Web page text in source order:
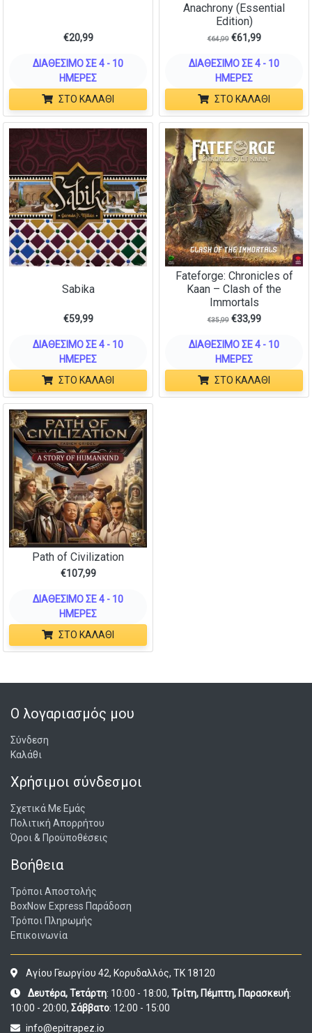
€20,99
ΔΙΑΘΈΣΙΜΟ ΣΕ 4 - 10
ΗΜΈΡΕΣ
ΣΤΟ ΚΑΛΆΘΙ
Anachrony (Essential
Edition)
€64,99 €61,99
ΔΙΑΘΈΣΙΜΟ ΣΕ 4 - 10
ΗΜΈΡΕΣ
ΣΤΟ ΚΑΛΆΘΙ
Sabika
€59,99
ΔΙΑΘΈΣΙΜΟ ΣΕ 4 - 10
ΗΜΈΡΕΣ
ΣΤΟ ΚΑΛΆΘΙ
Fateforge: Chronicles of
Kaan – Clash of the
Immortals
€35,99 €33,99
ΔΙΑΘΈΣΙΜΟ ΣΕ 4 - 10
ΗΜΈΡΕΣ
ΣΤΟ ΚΑΛΆΘΙ
Path of Civilization
€107,99
ΔΙΑΘΈΣΙΜΟ ΣΕ 4 - 10
ΗΜΈΡΕΣ
ΣΤΟ ΚΑΛΆΘΙ
Ο λογαριασμός μου
Σύνδεση
Καλάθι
Χρήσιμοι σύνδεσμοι
Σχετικά Με Εμάς
Πολιτική Απορρήτου
Όροι & Προϋποθέσεις
Βοήθεια
Τρόποι Αποστολής
BoxNow Express Παράδοση
Τρόποι Πληρωμής
Επικοινωνία
Αγίου Γεωργίου 42, Κορυδαλλός, ΤΚ 18120
Δευτέρα, Τετάρτη: 10:00 - 18:00, Τρίτη, Πέμπτη, Παρασκευή:
10:00 - 20:00, Σάββατο: 12:00 - 15:00
info@epitrapez.io